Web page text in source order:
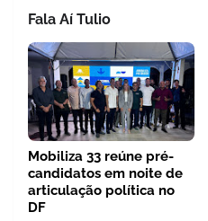
Fala Aí Tulio
Mobiliza 33 reúne pré-
candidatos em noite de
articulação política no
DF